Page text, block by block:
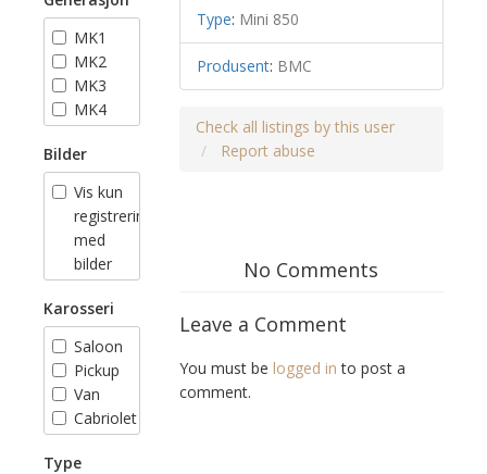
Type: Mini 850
Produsent: BMC
Check all listings by this user
Report abuse
No Comments
Leave a Comment
You must be logged in to post a
comment.
MK1
MK2
MK3
MK4
MK5
MK6
MK7
Bilder
Vis kun
registreringer
med
bilder
Karosseri
Saloon
Pickup
Van
Cabriolet
Stasjonsvogn
Type